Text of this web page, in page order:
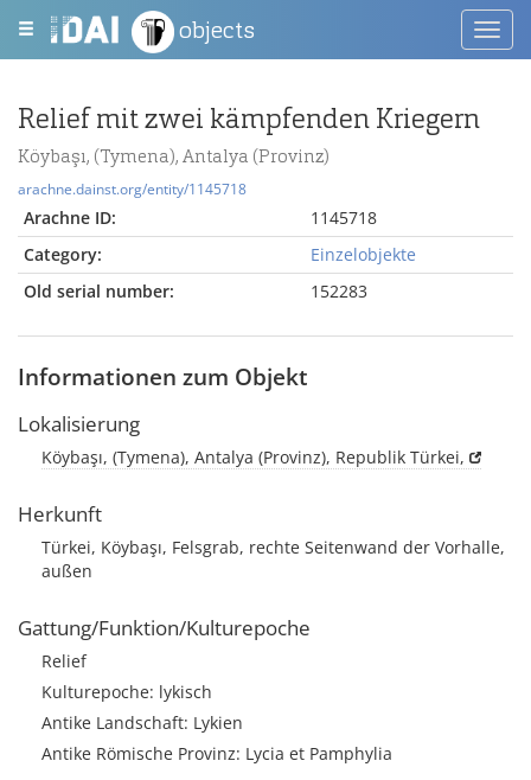
objects
Relief mit zwei kämpfenden Kriegern
Köybaşı, (Tymena), Antalya (Provinz)
arachne.dainst.org/entity/1145718
Arachne ID:
1145718
Category:
Einzelobjekte
Old serial number:
152283
Informationen zum Objekt
Lokalisierung
Köybaşı, (Tymena), Antalya (Provinz), Republik Türkei,
Herkunft
Türkei, Köybaşı, Felsgrab, rechte Seitenwand der Vorhalle,
außen
Gattung/Funktion/Kulturepoche
Relief
Kulturepoche: lykisch
Antike Landschaft: Lykien
Antike Römische Provinz: Lycia et Pamphylia